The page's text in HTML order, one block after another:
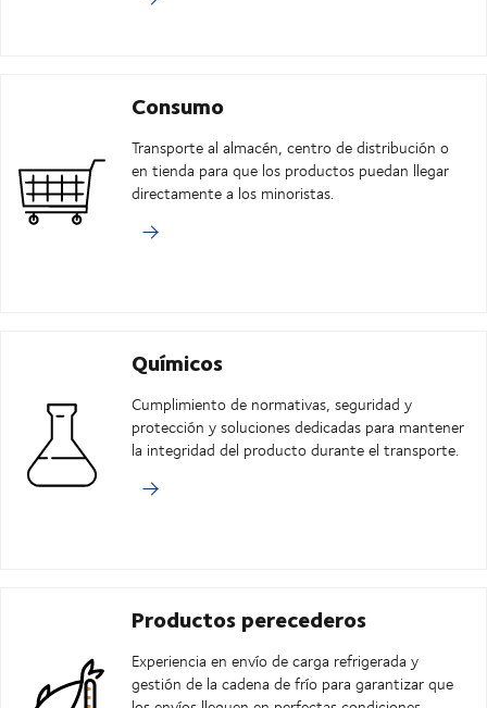
Consumo
Transporte al almacén, centro de distribución o
en tienda para que los productos puedan llegar
directamente a los minoristas.
Químicos
Cumplimiento de normativas, seguridad y
protección y soluciones dedicadas para mantener
la integridad del producto durante el transporte.
Productos perecederos
Experiencia en envío de carga refrigerada y
gestión de la cadena de frío para garantizar que